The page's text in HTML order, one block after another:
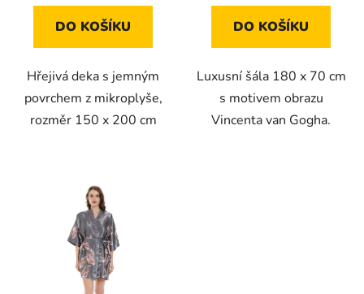
DO KOŠÍKU
Hřejivá deka s jemným
povrchem z mikroplyše,
rozměr 150 x 200 cm
DO KOŠÍKU
Luxusní šála 180 x 70 cm
s motivem obrazu
Vincenta van Gogha.